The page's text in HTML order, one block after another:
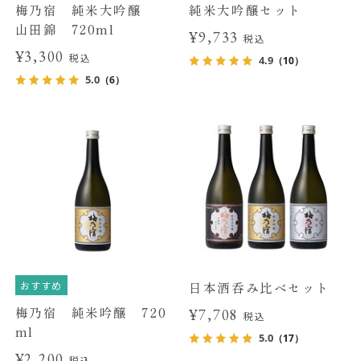
梅乃宿 純米大吟醸
山田錦 720ml
¥3,300税込
5.0（6）
純米大吟醸セット
¥9,733 税込
4.9 （10）
おすすめ
梅乃宿 純米吟醸 720
ml
日本酒呑み比べセット
¥7,708 税込
5.0 （17）